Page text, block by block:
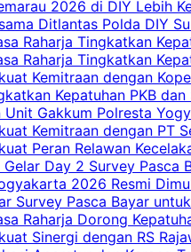
2026 di DIY Lebih
Ditlantas Polda DIY
Raharja Tingkatkan
Raharja Tingkatkan
Kemitraan dengan
Kepatuhan PKB
Unit Gakkum Polresta
Kemitraan dengan PT
Peran Relawan
Gelar Day 2 Survey Pasca
2026 Resmi
Survey Pasca Bayar
Raharja Dorong
Sinergi dengan RS